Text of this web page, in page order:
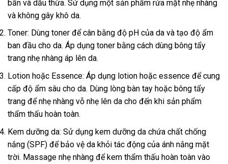
bẩn và dầu thừa. Sử dụng một sản phẩm rửa mặt nhẹ nhàng
và không gây khô da.
Toner: Dùng toner để cân bằng độ pH của da và tạo độ ẩm
ban đầu cho da. Áp dụng toner bằng cách dùng bông tẩy
trang nhẹ nhàng áp lên da.
Lotion hoặc Essence: Áp dụng lotion hoặc essence để cung
cấp độ ẩm sâu cho da. Dùng lòng bàn tay hoặc bông tẩy
trang để nhẹ nhàng vỗ nhẹ lên da cho đến khi sản phẩm
thẩm thấu hoàn toàn.
Kem dưỡng da: Sử dụng kem dưỡng da chứa chất chống
nắng (SPF) để bảo vệ da khỏi tác động của ánh nắng mặt
trời. Massage nhẹ nhàng để kem thẩm thấu hoàn toàn vào